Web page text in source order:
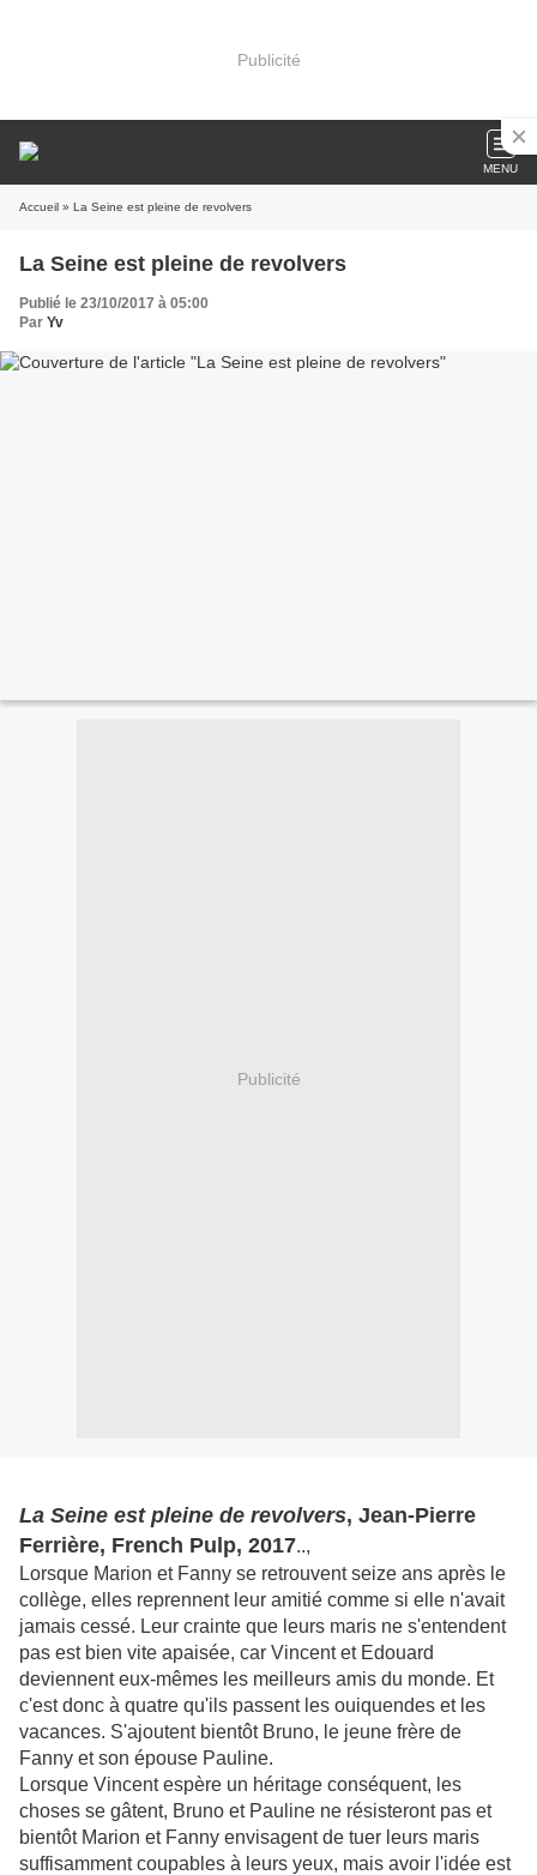
Publicité
MENU
Accueil » La Seine est pleine de revolvers
La Seine est pleine de revolvers
Publié le 23/10/2017 à 05:00
Par Yv
Publicité
La Seine est pleine de revolvers, Jean-Pierre
Ferrière, French Pulp, 2017..,
Lorsque Marion et Fanny se retrouvent seize ans après le
collège, elles reprennent leur amitié comme si elle n'avait
jamais cessé. Leur crainte que leurs maris ne s'entendent
pas est bien vite apaisée, car Vincent et Edouard
deviennent eux-mêmes les meilleurs amis du monde. Et
c'est donc à quatre qu'ils passent les ouiquendes et les
vacances. S'ajoutent bientôt Bruno, le jeune frère de
Fanny et son épouse Pauline.
Lorsque Vincent espère un héritage conséquent, les
choses se gâtent, Bruno et Pauline ne résisteront pas et
bientôt Marion et Fanny envisagent de tuer leurs maris
suffisamment coupables à leurs yeux, mais avoir l'idée est